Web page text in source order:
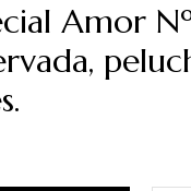
Amor